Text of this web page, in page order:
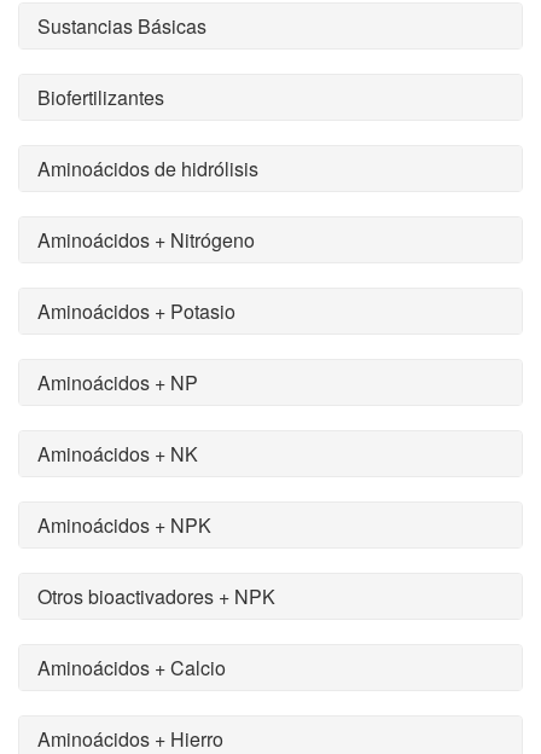
Sustancias Básicas
Biofertilizantes
Aminoácidos de hidrólisis
Aminoácidos + Nitrógeno
Aminoácidos + Potasio
Aminoácidos + NP
Aminoácidos + NK
Aminoácidos + NPK
Otros bioactivadores + NPK
Aminoácidos + Calcio
Aminoácidos + Hierro